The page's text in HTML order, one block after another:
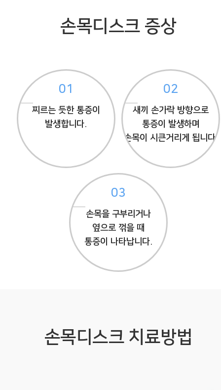
손목디스크 증상
01
찌르는 듯한 통증이
발생합니다.
02
새끼 손가락 방향으로
통증이 발생하며
손목이 시큰거리게 됩니다.
03
손목을 구부리거나
옆으로 꺾을 때
통증이 나타납니다.
손목디스크 치료방법